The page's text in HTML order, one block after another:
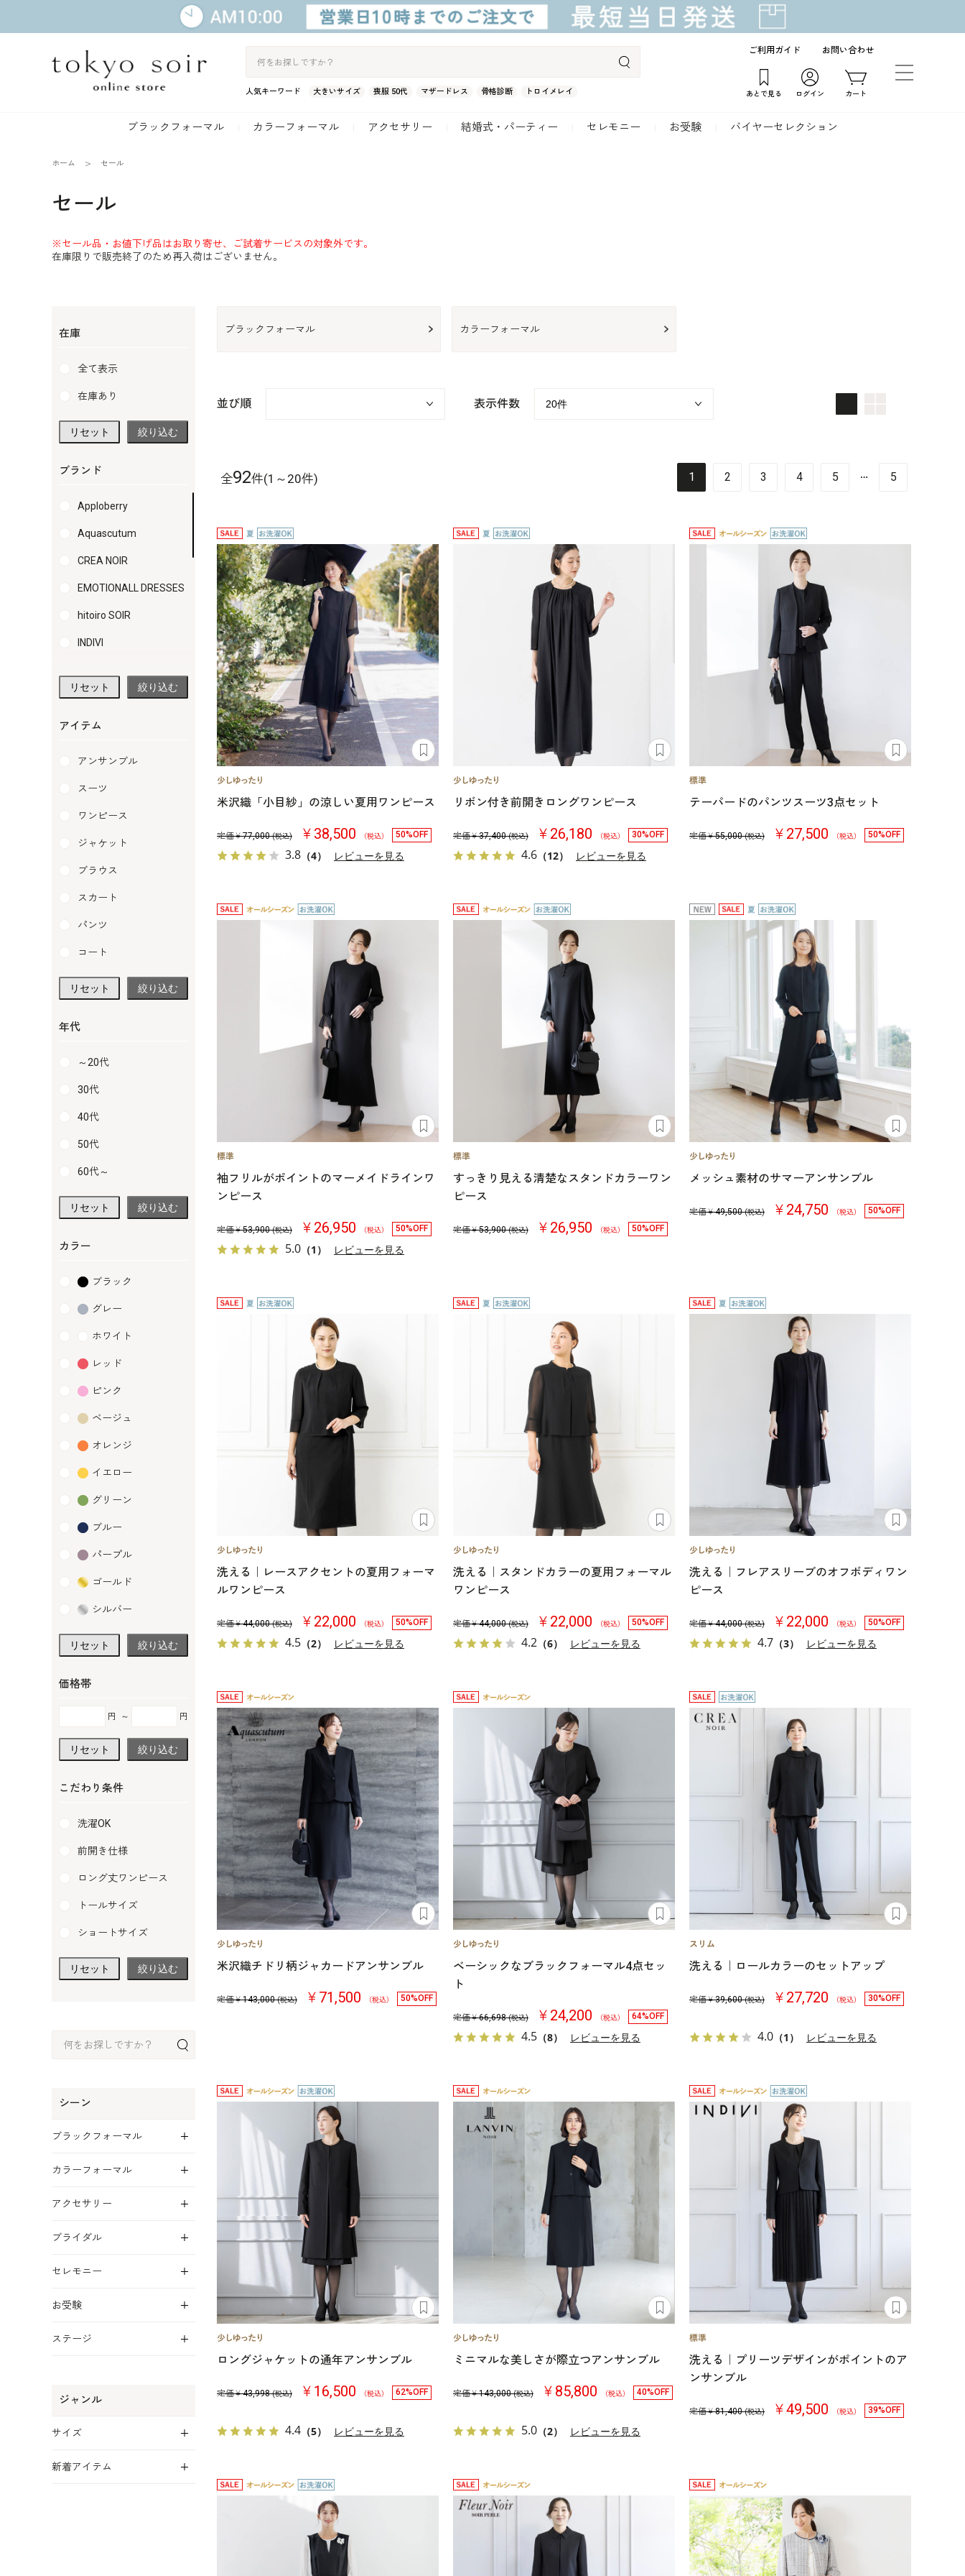
人気キーワード 大きいサイズ 喪服 50代 マザードレス 骨格診断 トロイメレイ
ご利用ガイド お問い合わせ
あとで見る ログイン カート
ブラックフォーマル カラーフォーマル アクセサリー 結婚式・パーティー セレモニー お受験 バイヤーセレクション
ホーム セール
セール
※セール品・お値下げ品はお取り寄せ、ご試着サービスの対象外です。
在庫限りで販売終了のため再入荷はございません。
ブラックフォーマル カラーフォーマル
並び順 表示件数
全92件(1～20件) 1 2 3 4 5 5
米沢織「小目紗」の涼しい夏用ワンピース
定価￥77,000 (税込) ￥38,500 （税込） 50%OFF
3.8 （4） レビューを見る
リボン付き前開きロングワンピース
定価￥37,400 (税込) ￥26,180 （税込） 30%OFF
4.6（12） レビューを見る
テーパードのパンツスーツ3点セット
定価￥55,000 (税込) ￥27,500 （税込） 50%OFF
袖フリルがポイントのマーメイドラインワ
ンピース
定価￥53,900 (税込) ￥26,950 （税込） 50%OFF
5.0 （1） レビューを見る
すっきり見える清楚なスタンドカラーワン
ピース
定価￥53,900 (税込) ￥26,950 （税込） 50%OFF
メッシュ素材のサマーアンサンブル
定価￥49,500 (税込) ￥24,750 （税込） 50%OFF
洗える｜レースアクセントの夏用フォーマ
ルワンピース
定価￥44,000 (税込) ￥22,000 （税込） 50%OFF
4.5 （2） レビューを見る
洗える｜スタンドカラーの夏用フォーマル
ワンピース
定価￥44,000 (税込) ￥22,000 （税込） 50%OFF
4.2（6） レビューを見る
洗える｜フレアスリーブのオフボディワン
ピース
定価￥44,000 (税込) ￥22,000 （税込） 50%OFF
4.7（3） レビューを見る
米沢織チドリ柄ジャカードアンサンブル
定価￥143,000 (税込) ￥71,500 （税込） 50%OFF
ベーシックなブラックフォーマル4点セッ
ト
定価￥66,698 (税込) ￥24,200 （税込） 64%OFF
4.5（8） レビューを見る
洗える｜ロールカラーのセットアップ
定価￥39,600 (税込) ￥27,720 （税込） 30%OFF
4.0（1） レビューを見る
ロングジャケットの通年アンサンブル
定価￥43,998 (税込) ￥16,500 （税込） 62%OFF
4.4 （5） レビューを見る
ミニマルな美しさが際立つアンサンブル
定価￥143,000 (税込) ￥85,800 （税込） 40%OFF
5.0（2） レビューを見る
洗える｜プリーツデザインがポイントのア
ンサンブル
定価￥81,400 (税込) ￥49,500 （税込） 39%OFF
在庫
全て表示
在庫あり
リセット 絞り込む
ブランド
Apploberry
Aquascutum
CREA NOIR
EMOTIONALL DRESSES
hitoiro SOIR
INDIVI
LANVIN NOIR
pierre cardin
リセット 絞り込む
アイテム
アンサンブル
スーツ
ワンピース
ジャケット
ブラウス
スカート
パンツ
コート
リセット 絞り込む
年代
～20代
30代
40代
50代
60代～
リセット 絞り込む
カラー
ブラック
グレー
ホワイト
レッド
ピンク
ベージュ
オレンジ
イエロー
グリーン
ブルー
パープル
ゴールド
シルバー
リセット 絞り込む
価格帯
円 ～ 円
リセット 絞り込む
こだわり条件
洗濯OK
前開き仕様
ロング丈ワンピース
トールサイズ
ショートサイズ
リセット 絞り込む
シーン
ブラックフォーマル
カラーフォーマル
アクセサリー
ブライダル
セレモニー
お受験
ステージ
ジャンル
サイズ
新着アイテム